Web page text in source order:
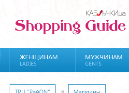
ЖЕНЩИНАМ
LADIES
МУЖЧИНАМ
GENTS